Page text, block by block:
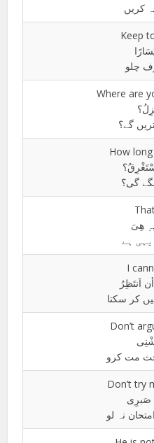
کریں
Keep
چلو
Where are
گے؟
How
گی؟
ھِیَ
یہی ہے
I
اَنتَظِرُ
کر سکتا
Don’t
مت کرو
Don’t try
صَبرِی
نہ لو